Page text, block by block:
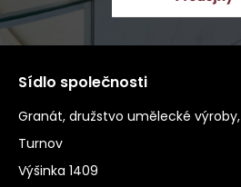
Sídlo společnosti
Granát, družstvo umělecké výroby,
Turnov
Výšinka 1409